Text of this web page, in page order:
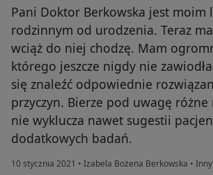
Pani Doktor Berkowska jest moim
rodzinnym od urodzenia. Teraz
wciąż do niej chodzę. Mam
którego jeszcze nigdy nie
się znaleźć odpowiednie
przyczyn. Bierze pod uwagę różne
nie wyklucza nawet sugestii
dodatkowych badań.
10 stycznia 2021 • Izabela Bożena Berkowska • Inny